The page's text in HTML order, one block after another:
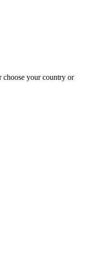
choose your country or